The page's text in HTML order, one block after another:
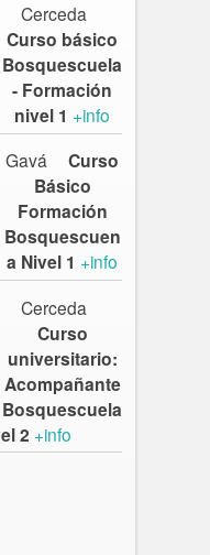
Cerceda
Curso básico
Bosquescuela
- Formación
nivel 1 +info
Gavá
Curso
Básico
Formación
Bosquescuen
a Nivel 1 +info
Cerceda
Curso
universitario:
Acompañante
Bosquescuela
2 +info